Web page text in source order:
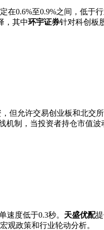
在0.6%至0.9%之间，低于行
，其中环宇证券针对科创板
但允许交易创业板和北交所
机制，当投资者持仓市值
速度低于0.3秒。 天盛优配
观政策和行业轮动分析。